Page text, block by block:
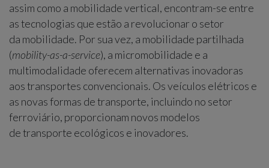
assim como a mobilidade vertical, encontram-se entre
as tecnologias que estão a revolucionar o setor
da mobilidade. Por sua vez, a mobilidade partilhada
(mobility-as-a-service), a micromobilidade e a
multimodalidade oferecem alternativas inovadoras
aos transportes convencionais. Os veículos elétricos e
as novas formas de transporte, incluindo no setor
ferroviário, proporcionam novos modelos
de transporte ecológicos e inovadores.